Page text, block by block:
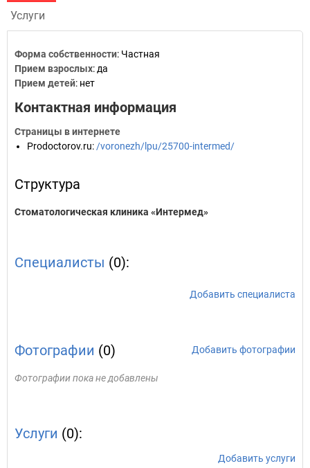
Услуги
Форма собственности: Частная
Прием взрослых: да
Прием детей: нет
Контактная информация
Страницы в интернете
Prodoctorov.ru: /voronezh/lpu/25700-intermed/
Структура
Стоматологическая клиника «Интермед»
Специалисты (0):
Добавить специалиста
Фотографии (0) Добавить фотографии
Фотографии пока не добавлены
Услуги (0):
Добавить услуги